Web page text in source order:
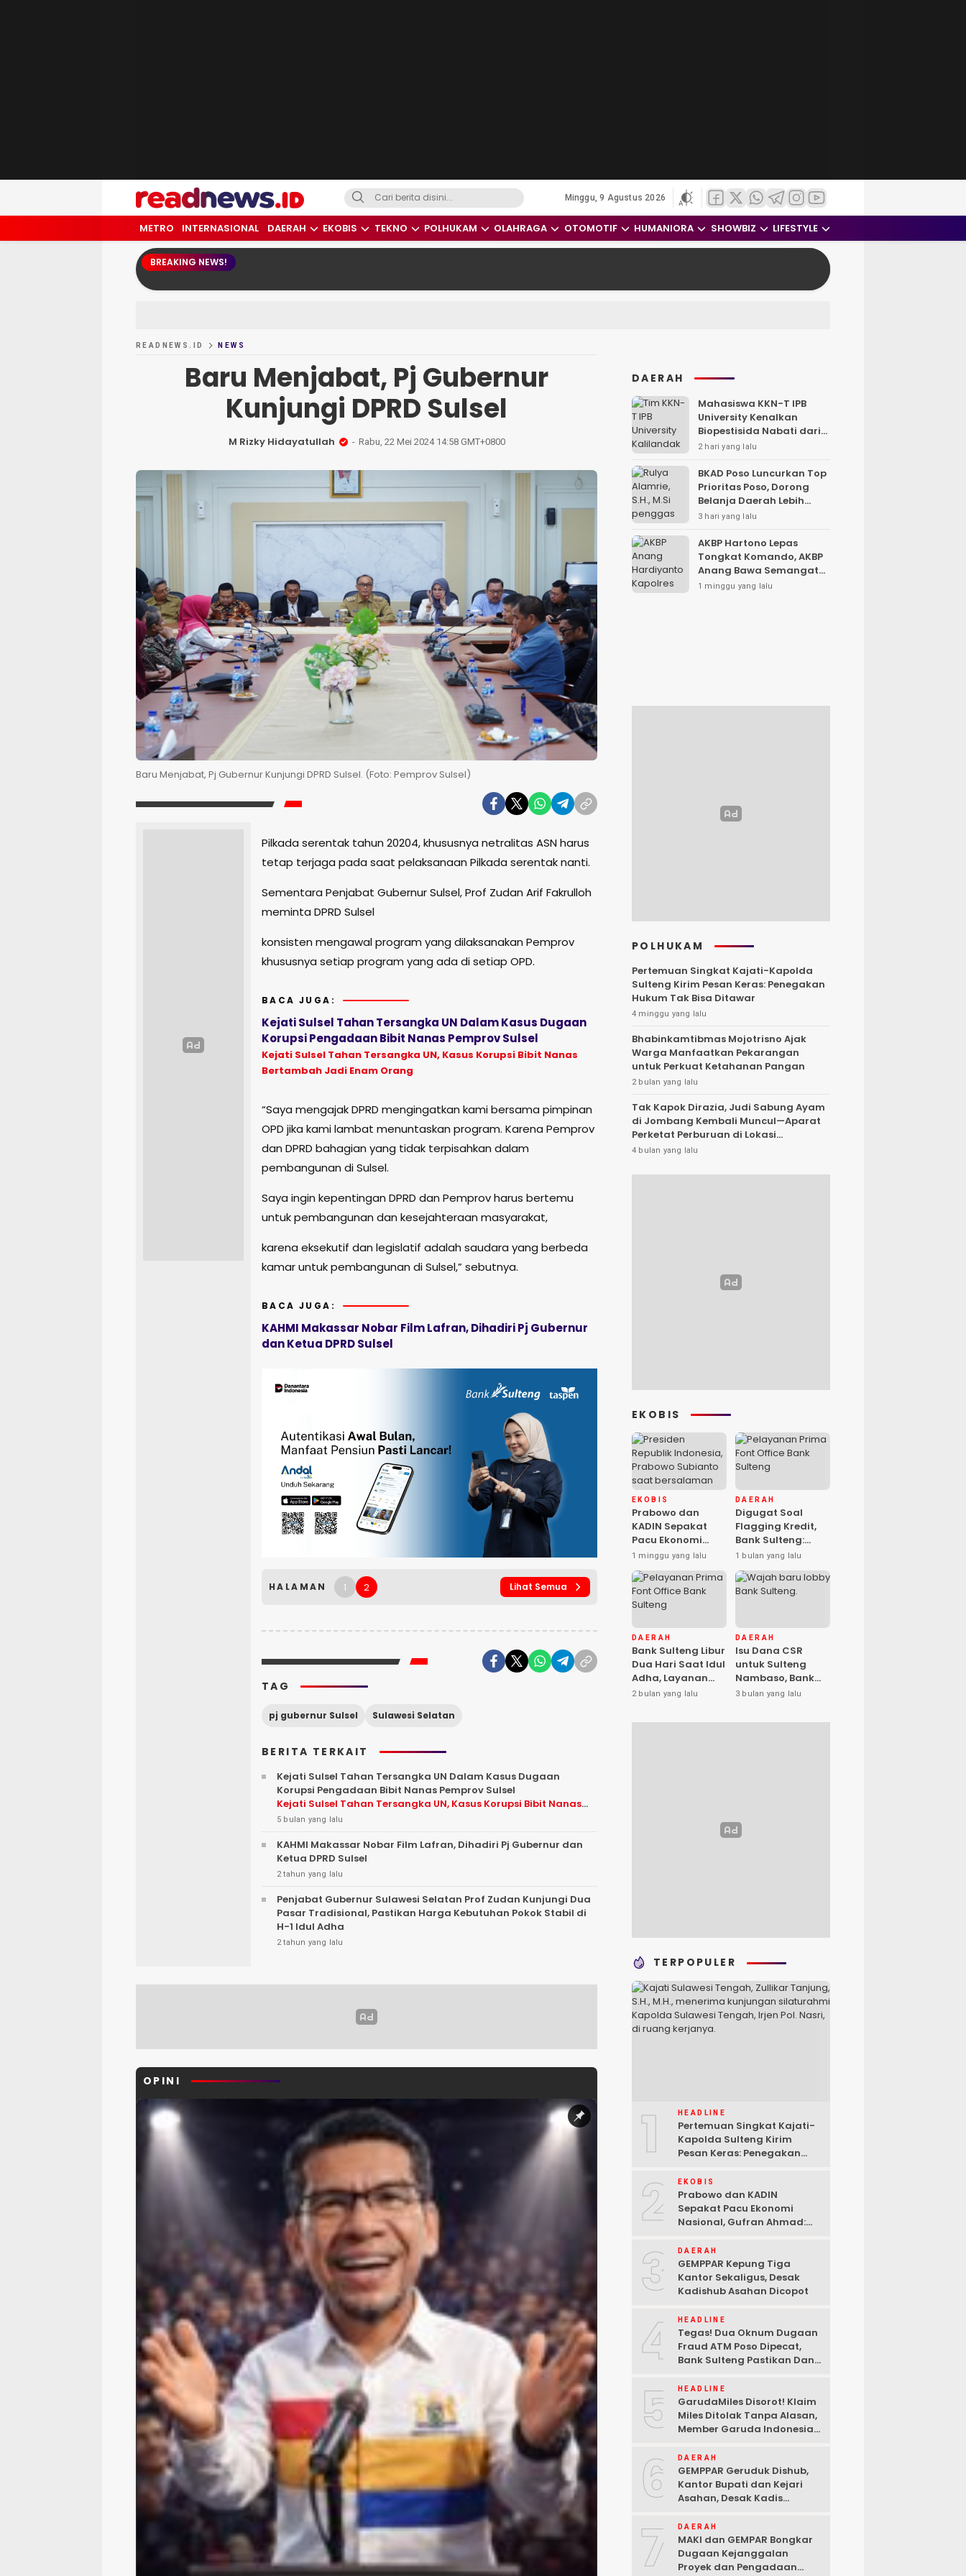
readnews.id
Berita Terkini, Update Terbaru Hari ini dari Indonesia dan Dunia
Minggu, 9 Agustus 2026
METRO INTERNASIONAL DAERAH EKOBIS TEKNO POLHUKAM OLAHRAGA OTOMOTIF HUMANIORA SHOWBIZ LIFESTYLE
BREAKING NEWS!
READNEWS.ID NEWS
Baru Menjabat, Pj Gubernur
Kunjungi DPRD Sulsel
M Rizky Hidayatullah Rabu, 22 Mei 2024 14:58 GMT+0800
Baru Menjabat, Pj Gubernur Kunjungi DPRD Sulsel. (Foto: Pemprov Sulsel)
Pilkada serentak tahun 20204, khususnya netralitas ASN harus
tetap terjaga pada saat pelaksanaan Pilkada serentak nanti.
Sementara Penjabat Gubernur Sulsel, Prof Zudan Arif Fakrulloh
meminta DPRD Sulsel
konsisten mengawal program yang dilaksanakan Pemprov
khususnya setiap program yang ada di setiap OPD.
BACA JUGA:
Kejati Sulsel Tahan Tersangka UN Dalam Kasus Dugaan
Korupsi Pengadaan Bibit Nanas Pemprov Sulsel
Kejati Sulsel Tahan Tersangka UN, Kasus Korupsi Bibit Nanas
Bertambah Jadi Enam Orang
“Saya mengajak DPRD mengingatkan kami bersama pimpinan
OPD jika kami lambat menuntaskan program. Karena Pemprov
dan DPRD bahagian yang tidak terpisahkan dalam
pembangunan di Sulsel.
Saya ingin kepentingan DPRD dan Pemprov harus bertemu
untuk pembangunan dan kesejahteraan masyarakat,
karena eksekutif dan legislatif adalah saudara yang berbeda
kamar untuk pembangunan di Sulsel,” sebutnya.
BACA JUGA:
KAHMI Makassar Nobar Film Lafran, Dihadiri Pj Gubernur
dan Ketua DPRD Sulsel
HALAMAN 1 2 Lihat Semua
TAG
pj gubernur Sulsel Sulawesi Selatan
BERITA TERKAIT
Kejati Sulsel Tahan Tersangka UN Dalam Kasus Dugaan
Korupsi Pengadaan Bibit Nanas Pemprov Sulsel
Kejati Sulsel Tahan Tersangka UN, Kasus Korupsi Bibit Nanas
Bertambah Jadi Enam Orang
5 bulan yang lalu
KAHMI Makassar Nobar Film Lafran, Dihadiri Pj Gubernur dan
Ketua DPRD Sulsel
2 tahun yang lalu
Penjabat Gubernur Sulawesi Selatan Prof Zudan Kunjungi Dua
Pasar Tradisional, Pastikan Harga Kebutuhan Pokok Stabil di
H-1 Idul Adha
2 tahun yang lalu
OPINI
DAERAH
Mahasiswa KKN-T IPB
University Kenalkan
Biopestisida Nabati dari
Daun Pepaya
2 hari yang lalu
BKAD Poso Luncurkan Top
Prioritas Poso, Dorong
Belanja Daerah Lebih
Efektif dan Tepat
3 hari yang lalu
AKBP Hartono Lepas
Tongkat Komando, AKBP
Anang Bawa Semangat
Baru untuk Polres
1 minggu yang lalu
POLHUKAM
Pertemuan Singkat Kajati-Kapolda
Sulteng Kirim Pesan Keras: Penegakan
Hukum Tak Bisa Ditawar
4 minggu yang lalu
Bhabinkamtibmas Mojotrisno Ajak
Warga Manfaatkan Pekarangan
untuk Perkuat Ketahanan Pangan
2 bulan yang lalu
Tak Kapok Dirazia, Judi Sabung Ayam
di Jombang Kembali Muncul—Aparat
Perketat Perburuan di Lokasi
Tersembunyi
4 bulan yang lalu
EKOBIS
EKOBIS
Prabowo dan
KADIN Sepakat
Pacu Ekonomi
Nasional, Gufran
Ahmad: Sulteng
Siap Ambil Peran
1 minggu yang lalu
DAERAH
Digugat Soal
Flagging Kredit,
Bank Sulteng:
Kebijakan Berlaku
untuk Seluruh
Debitur ASN
1 bulan yang lalu
DAERAH
Bank Sulteng Libur
Dua Hari Saat Idul
Adha, Layanan
Kas Kembali
2 bulan yang lalu
DAERAH
Isu Dana CSR
untuk Sulteng
Nambaso, Bank
Sulteng Tegas
3 bulan yang lalu
TERPOPULER
1 HEADLINE
Pertemuan Singkat Kajati-
Kapolda Sulteng Kirim
Pesan Keras: Penegakan
2 EKOBIS
Prabowo dan KADIN
Sepakat Pacu Ekonomi
Nasional, Gufran Ahmad:
3 DAERAH
GEMPPAR Kepung Tiga
Kantor Sekaligus, Desak
Kadishub Asahan Dicopot
4 HEADLINE
Tegas! Dua Oknum Dugaan
Fraud ATM Poso Dipecat,
Bank Sulteng Pastikan Dana
5 HEADLINE
GarudaMiles Disorot! Klaim
Miles Ditolak Tanpa Alasan,
Member Garuda Indonesia
6 DAERAH
GEMPPAR Geruduk Dishub,
Kantor Bupati dan Kejari
Asahan, Desak Kadis
7 DAERAH
MAKI dan GEMPAR Bongkar
Dugaan Kejanggalan
Proyek dan Pengadaan